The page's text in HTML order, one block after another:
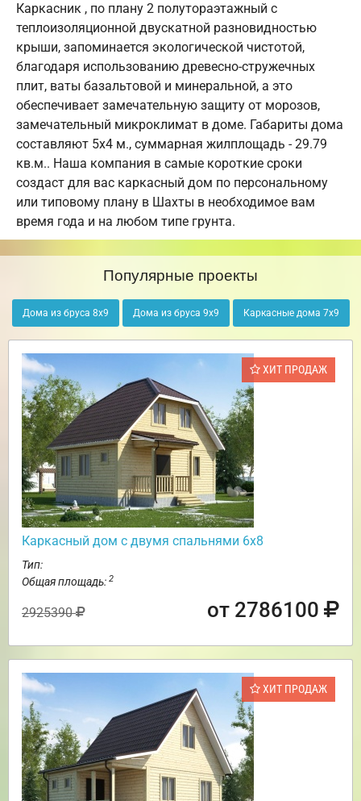
Каркасник , по плану 2 полутораэтажный с
теплоизоляционной двускатной разновидностью
крыши, запоминается экологической чистотой,
благодаря использованию древесно-стружечных
плит, ваты базальтовой и минеральной, а это
обеспечивает замечательную защиту от морозов,
замечательный микроклимат в доме. Габариты дома
составляют 5х4 м., суммарная жилплощадь - 29.79
кв.м.. Наша компания в самые короткие сроки
создаст для вас каркасный дом по персональному
или типовому плану в Шахты в необходимое вам
время года и на любом типе грунта.
Популярные проекты
Дома из бруса 8х9 Дома из бруса 9х9 Каркасные дома 7х9
ХИТ ПРОДАЖ
Каркасный дом с двумя спальнями 6х8
Тип:
Общая площадь: 2
2925390 от 2786100
ХИТ ПРОДАЖ